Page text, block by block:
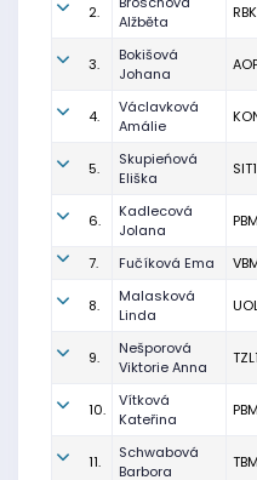
2.
Alžběta
3.
Bokišová
Johana
4.
Václavková
Amálie
5.
Skupieńová
Eliška
6.
Kadlecová
Jolana
7. Fučíková Ema
8.
Malasková
Linda
9.
Nešporová
Viktorie Anna
10.
Vítková
Kateřina
11.
Schwabová
Barbora